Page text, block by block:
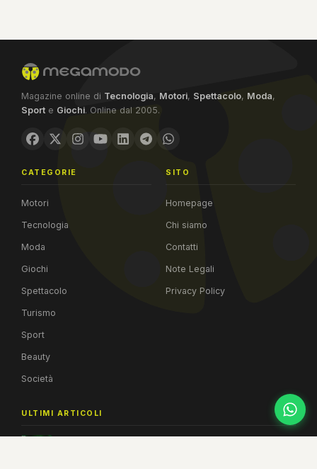
Magazine online di Tecnologia, Motori, Spettacolo, Moda,
Sport e Giochi. Online dal 2005.
CATEGORIE
Motori
Tecnologia
Moda
Giochi
Spettacolo
Turismo
Sport
Beauty
Società
SITO
Homepage
Chi siamo
Contatti
Note Legali
Privacy Policy
ULTIMI ARTICOLI
Warrior Cats: Clans of the Forest, il primo videogioco uf...